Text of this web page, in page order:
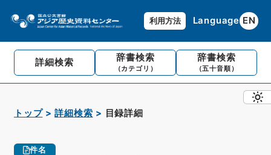
利用方法 Language EN
詳細検索 辞書検索
（カテゴリ）
辞書検索
（五十音順）
トップ 詳細検索 目録詳細
件名